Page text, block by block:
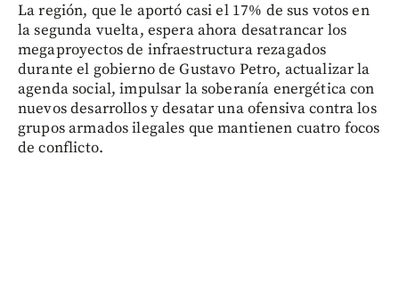
La región, que le aportó casi el 17% de sus votos en
la segunda vuelta, espera ahora desatrancar los
megaproyectos de infraestructura rezagados
durante el gobierno de Gustavo Petro, actualizar la
agenda social, impulsar la soberanía energética con
nuevos desarrollos y desatar una ofensiva contra los
grupos armados ilegales que mantienen cuatro focos
de conflicto.